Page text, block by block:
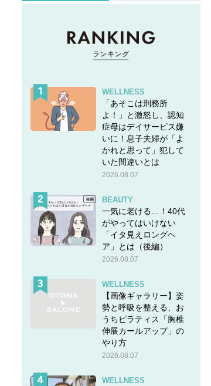
WELLNESS
「あそこは刑務所
よ！」と激怒し、認知
症母はデイサービス嫌
いに！息子夫婦が「よ
かれと思って」犯して
いた間違いとは
2026.08.07
BEAUTY
一気に老ける…！40代
がやってはいけない
「イタ見えロングヘ
ア」とは（後編）
2026.08.07
WELLNESS
【画像ギャラリー】姿
勢と呼吸を整える、お
うちピラティス「胸椎
伸展カールアップ」の
やり方
2026.08.07
WELLNESS